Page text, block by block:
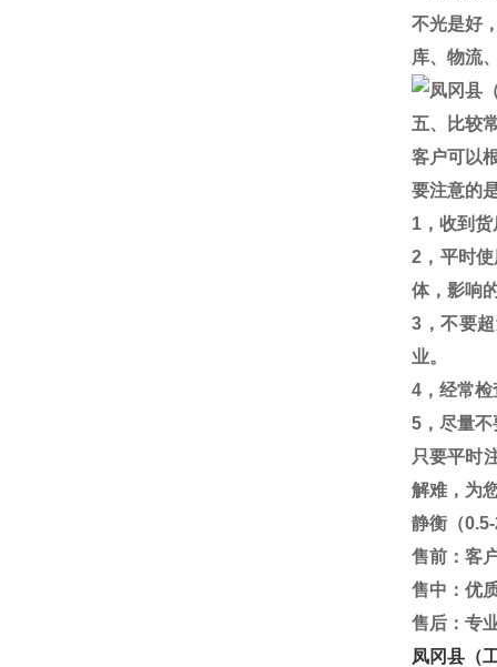
不光是好
库、物流
五、比较
客户可以
要注意的
1 ，收到
2 ，平时
体，影响
3 ，不要
业。
4 ，经常
5 ，尽量
只要平时
解难，为
静衡（
售前：客
售中：优
售后：专
凤冈县（